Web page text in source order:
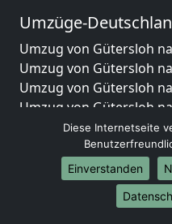
Umzüge-
Umzug von Gütersloh
Umzug von Gütersloh
Umzug von Gütersloh
Umzug von Gütersloh
Umzug von Gütersloh
Umzug von Gütersloh
Umzug von Gütersloh
Umzug von Gütersloh
Umzug von Gütersloh
Diese Internetseite
Einverstanden